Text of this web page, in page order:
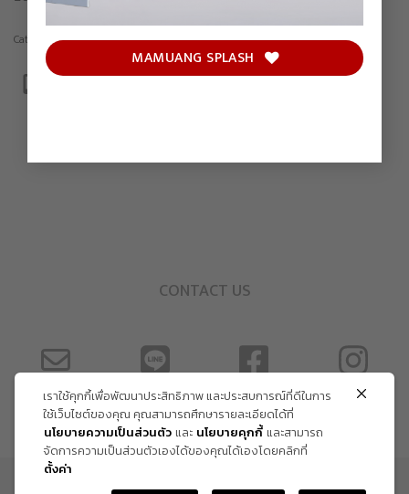
MAMUANG SPLASH
Category:Painting
CONTACT US
ข้อกำหนด และเงื่อนไข
เราใช้คุกกี้เพื่อพัฒนาประสิทธิภาพ และประสบการณ์ที่ดีในการ
ใช้เว็บไซต์ของคุณ คุณสามารถศึกษารายละเอียดได้ที่
นโยบายความเป็นส่วนตัวและ นโยบายคุกกี้และสามารถ
จัดการความเป็นส่วนตัวเองได้ของคุณได้เองโดยคลิกที่
ตั้งค่า